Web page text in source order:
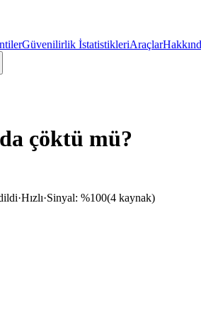
Güvenilirlik İstatistikleriAraçlar
çöktü mü?
·Hızlı·Sinyal: %100(4 kaynak)